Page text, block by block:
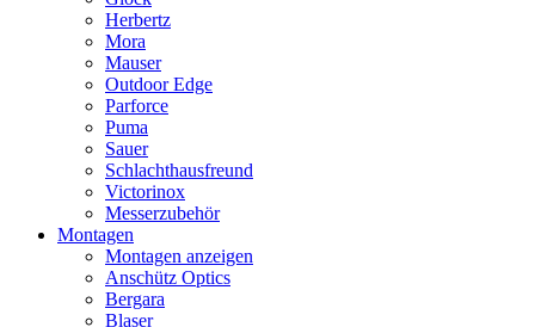
Herbertz
Mora
Mauser
Outdoor Edge
Parforce
Puma
Sauer
Schlachthausfreund
Victorinox
Messerzubehör
Montagen
Montagen anzeigen
Anschütz Optics
Bergara
Blaser